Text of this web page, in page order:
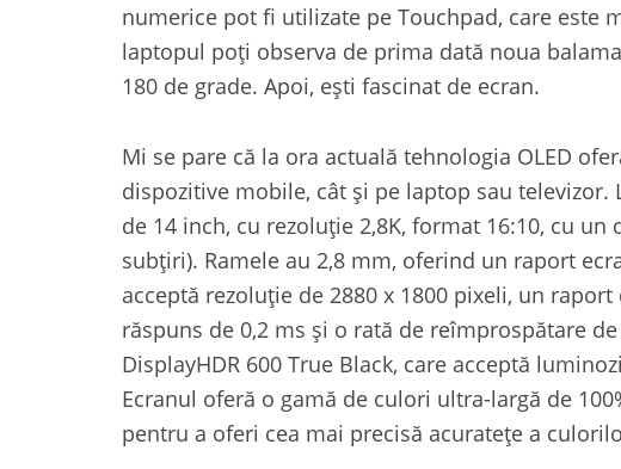
numerice pot fi utilizate pe Touchpad, care este
laptopul poți observa de prima dată noua
180 de grade. Apoi, ești fascinat de ecran.
Mi se pare că la ora actuală tehnologia OLED
dispozitive mobile, cât și pe laptop sau televizor.
de 14 inch, cu rezoluție 2,8K, format 16:10, cu un
subțiri). Ramele au 2,8 mm, oferind un raport
acceptă rezoluție de 2880 x 1800 pixeli, un
răspuns de 0,2 ms și o rată de reîmprospătare de
DisplayHDR 600 True Black, care acceptă
Ecranul oferă o gamă de culori ultra-largă de
pentru a oferi cea mai precisă acuratețe a